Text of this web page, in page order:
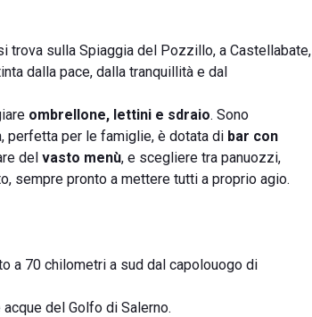
trova sulla Spiaggia del Pozzillo, a Castellabate,
dalla pace, dalla tranquillità e dal
ombrellone, lettini e sdraio. Sono
perfetta per le famiglie, è dotata di bar con
del vasto menù, e scegliere tra panuozzi,
sempre pronto a mettere tutti a proprio agio.
a 70 chilometri a sud dal capolouogo di
del Golfo di Salerno.